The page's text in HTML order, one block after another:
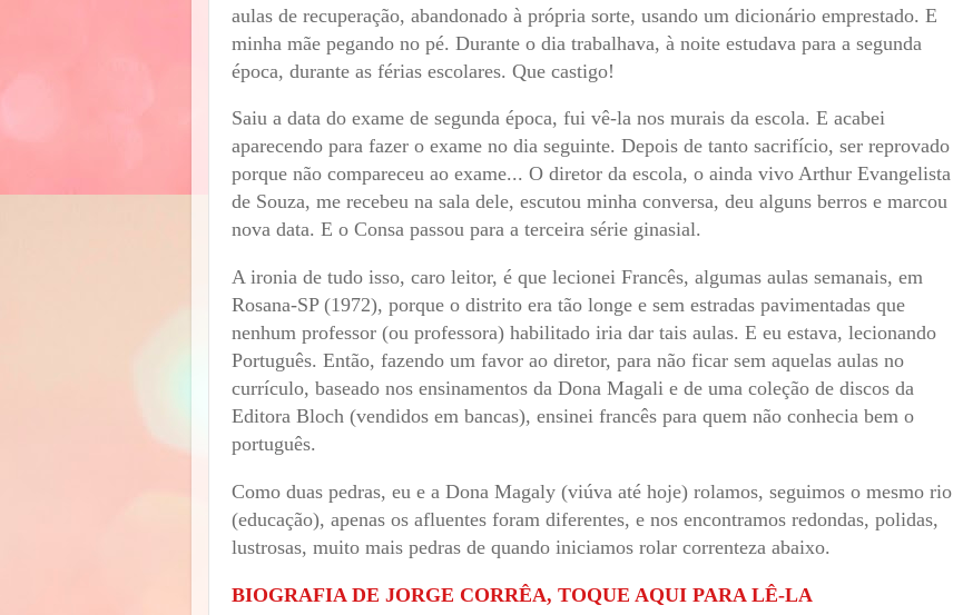
aulas de recuperação, abandonado à própria sorte, usando um dicionário emprestado. E
minha mãe pegando no pé. Durante o dia trabalhava, à noite estudava para a segunda
época, durante as férias escolares. Que castigo!
Saiu a data do exame de segunda época, fui vê-la nos murais da escola. E acabei
aparecendo para fazer o exame no dia seguinte. Depois de tanto sacrifício, ser reprovado
porque não compareceu ao exame... O diretor da escola, o ainda vivo Arthur Evangelista
de Souza, me recebeu na sala dele, escutou minha conversa, deu alguns berros e marcou
nova data. E o Consa passou para a terceira série ginasial.
A ironia de tudo isso, caro leitor, é que lecionei Francês, algumas aulas semanais, em
Rosana-SP (1972), porque o distrito era tão longe e sem estradas pavimentadas que
nenhum professor (ou professora) habilitado iria dar tais aulas. E eu estava, lecionando
Português. Então, fazendo um favor ao diretor, para não ficar sem aquelas aulas no
currículo, baseado nos ensinamentos da Dona Magali e de uma coleção de discos da
Editora Bloch (vendidos em bancas), ensinei francês para quem não conhecia bem o
português.
Como duas pedras, eu e a Dona Magaly (viúva até hoje) rolamos, seguimos o mesmo rio
(educação), apenas os afluentes foram diferentes, e nos encontramos redondas, polidas,
lustrosas, muito mais pedras de quando iniciamos rolar correnteza abaixo.
BIOGRAFIA DE JORGE CORRÊA, TOQUE AQUI PARA LÊ-LA